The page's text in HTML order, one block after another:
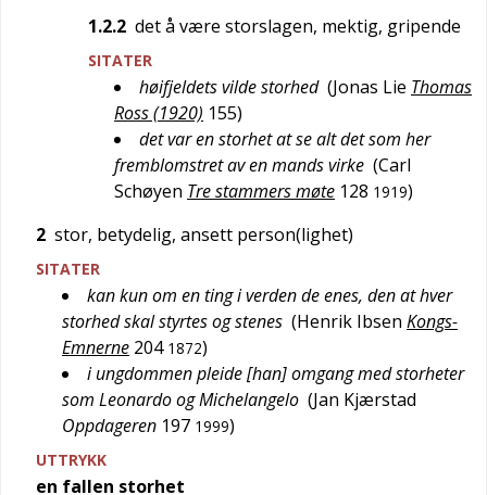
1.2.2 det å være storslagen, mektig, gripende
SITATER
høifjeldets vilde storhed (Jonas Lie Thomas
Ross (1920) 155)
det var en storhet at se alt det som her
fremblomstret av en mands virke (Carl
Schøyen Tre stammers møte 128 1919)
2 stor, betydelig, ansett person(lighet)
SITATER
kan kun om en ting i verden de enes, den at hver
storhed skal styrtes og stenes (Henrik Ibsen Kongs-
Emnerne 204 1872)
i ungdommen pleide [han] omgang med storheter
som Leonardo og Michelangelo (Jan Kjærstad
Oppdageren 197 1999)
UTTRYKK
en fallen storhet